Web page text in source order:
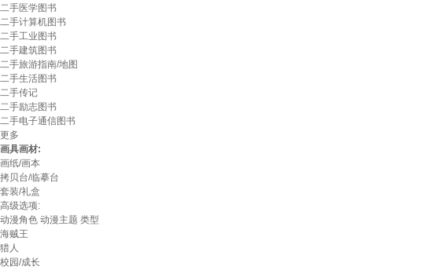
二手医学图书
二手计算机图书
二手工业图书
二手建筑图书
二手旅游指南/地图
二手生活图书
二手传记
二手励志图书
二手电子通信图书
更多
画具画材:
画纸/画本
拷贝台/临摹台
套装/礼盒
高级选项:
动漫角色 动漫主题 类型
海贼王
猎人
校园/成长